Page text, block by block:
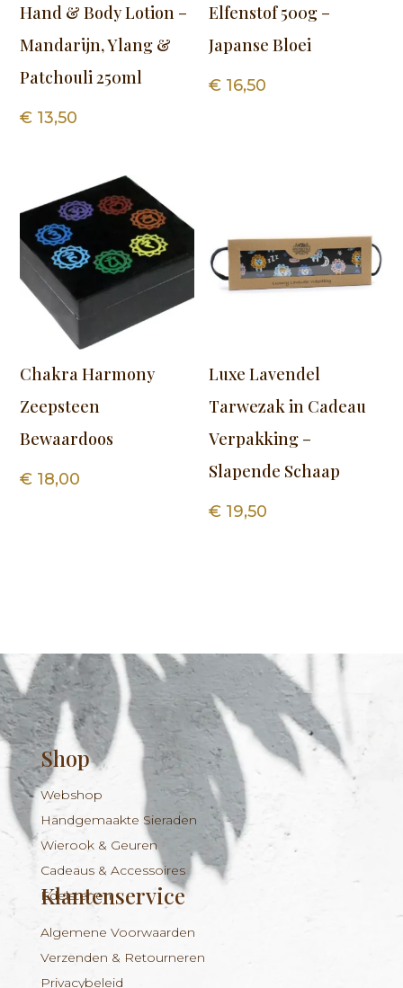
Hand & Body Lotion –
Mandarijn, Ylang &
Patchouli 250ml
€ 13,50
Elfenstof 500g –
Japanse Bloei
€ 16,50
Chakra Harmony
Zeepsteen
Bewaardoos
€ 18,00
Luxe Lavendel
Tarwezak in Cadeau
Verpakking –
Slapende Schaap
€ 19,50
Shop
Webshop
Handgemaakte Sieraden
Wierook & Geuren
Cadeaus & Accessoires
Edelstenen
Klantenservice
Algemene Voorwaarden
Verzenden & Retourneren
Privacybeleid